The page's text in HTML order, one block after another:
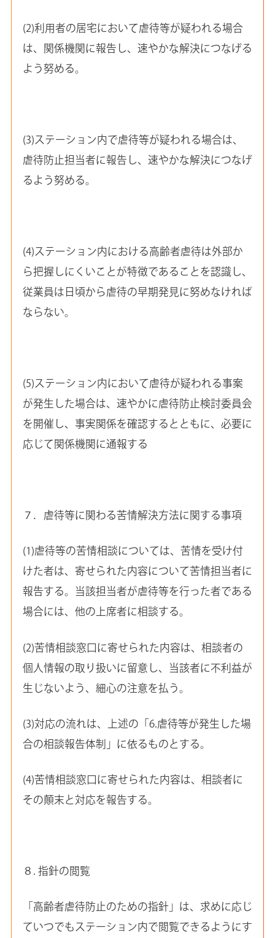
(2)利用者の居宅において虐待等が疑われる場合
は、関係機関に報告し、速やかな解決につなげる
よう努める。
(3)ステーション内で虐待等が疑われる場合は、
虐待防止担当者に報告し、速やかな解決につなげ
るよう努める。
(4)ステーション内における高齢者虐待は外部か
ら把握しにくいことが特徴であることを認識し、
従業員は日頃から虐待の早期発見に努めなければ
ならない。
(5)ステーション内において虐待が疑われる事案
が発生した場合は、速やかに虐待防止検討委員会
を開催し、事実関係を確認するとともに、必要に
応じて関係機関に通報する
７．虐待等に関わる苦情解決方法に関する事項
(1)虐待等の苦情相談については、苦情を受け付
けた者は、寄せられた内容について苦情担当者に
報告する。当該担当者が虐待等を行った者である
場合には、他の上席者に相談する。
(2)苦情相談窓口に寄せられた内容は、相談者の
個人情報の取り扱いに留意し、当該者に不利益が
生じないよう、細心の注意を払う。
(3)対応の流れは、上述の「6.虐待等が発生した場
合の相談報告体制」に依るものとする。
(4)苦情相談窓口に寄せられた内容は、相談者に
その顛末と対応を報告する。
８. 指針の閲覧
「高齢者虐待防止のための指針」は、求めに応じ
ていつでもステーション内で閲覧できるようにす